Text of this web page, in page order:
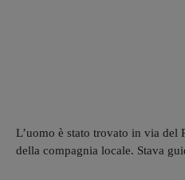
L’uomo è stato trovato in via del
della compagnia locale. Stava